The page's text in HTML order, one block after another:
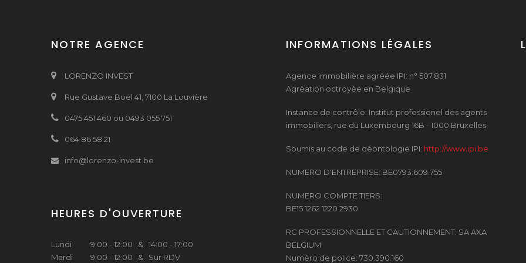
NOTRE AGENCE
LORENZO INVEST
Rue Gustave Boël 41, 7100 La Louvière
0475 451 460 ou 0493 055 751
064 86 58 21
info@lorenzo-invest.be
HEURES D'OUVERTURE
Lundi
Mardi
9:00 - 12:00 & 14:00 - 17:00
9:00 - 12:00 & Sur RDV
INFORMATIONS LÉGALES
Agence immobilière agréée IPI: n° 507.831
Agréation octroyée en Belgique
Instance de contrôle: Institut professionel des agents
immobiliers, rue du Luxembourg 16B - 1000 Bruxelles
Soumis au code de déontologie IPI: http://www.ipi.be
NUMERO D'ENTREPRISE: BE0793.609.755
NUMERO COMPTE TIERS:
BE15 1262 1220 2930
RC PROFESSIONNELLE ET CAUTIONNEMENT: SA AXA
BELGIUM
Numéro de police: 730.390.160